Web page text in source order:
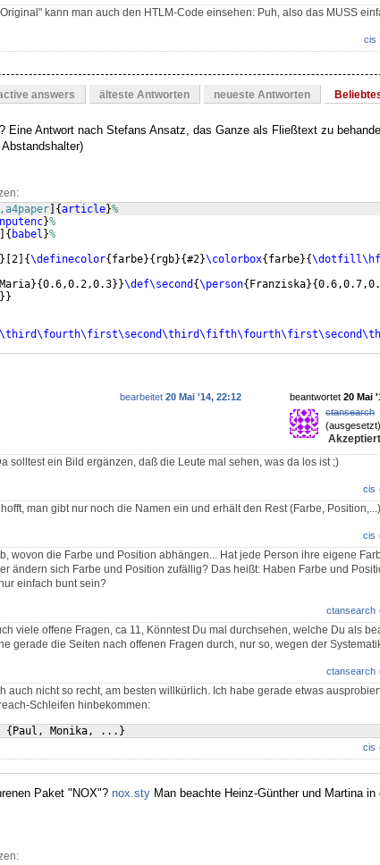
kann man auch den HTLM-Code einsehen: Puh, also das MUSS
cis
answers älteste Antworten neueste Antworten
Eine Antwort nach Stefans Ansatz, das Ganze als Fließtext zu
{article}%
}%
{ babel }%
} 2 {\definecolor{ farbe}{ rgb}{#2}\colorbox{ farbe}{
Maria}{0.6,0.2,0.3}}\def\second {\person{ Franziska}{
}}
beantwortet 20 Mai
ctansearch
(ausgesetzt)
bearbeitet 20 Mai '14, 22:12
solltest ein Bild ergänzen, daß die Leute mal sehen, was da los ist ;)
cis
man gibt nur noch die Namen ein und erhält den Rest (Farbe,
cis
wovon die Farbe und Position abhängen... Hat jede Person ihre eigene
ändern sich Farbe und Position zufällig? Das heißt: Haben Farbe und
einfach bunt sein?
ctansearch
viele offene Fragen, ca 11, Könntest Du mal durchsehen, welche Du als
gerade die Seiten nach offenen Fragen durch, nur so, wegen der
ctansearch
auch nicht so recht, am besten willkürlich. Ich habe gerade etwas
Schleifen hinbekommen:
{ Paul, Monika, ... }
cis
Paket "NOX"? nox.sty Man beachte Heinz-Günther und Martina in